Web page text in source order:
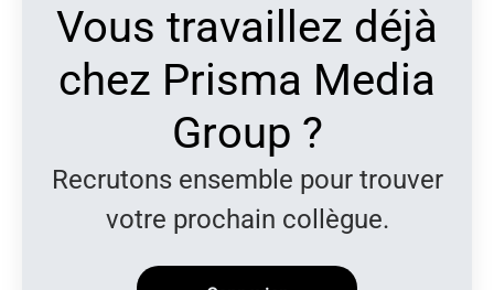
Vous travaillez déjà
chez Prisma Media
Group ?
Recrutons ensemble pour trouver
votre prochain collègue.